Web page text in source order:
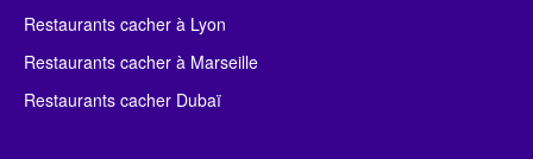
Restaurants cacher à Lyon
Restaurants cacher à Marseille
Restaurants cacher Dubaï